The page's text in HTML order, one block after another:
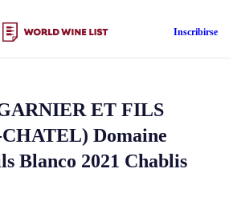
Inscribirse
ET FILS
Domaine
Blanco 2021 Chablis